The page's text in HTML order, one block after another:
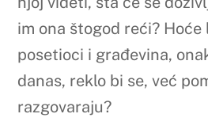
im ona štogod reći?
posetioci i građevina,
danas, reklo bi se, već
razgovaraju?